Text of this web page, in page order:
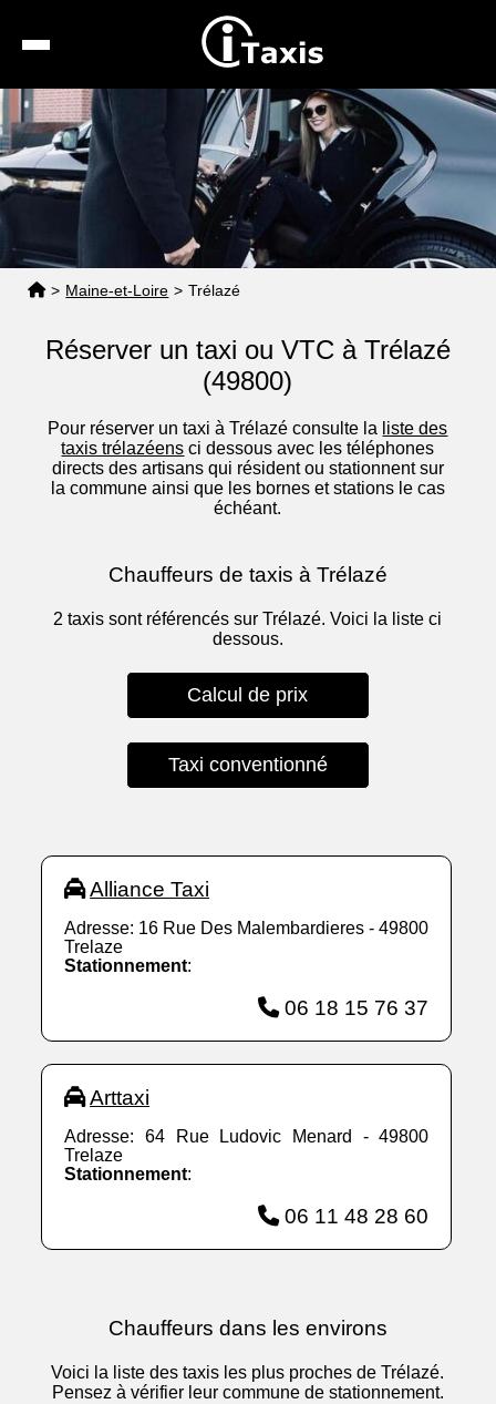
Recherche
Calcul de tarif
Taxis conventionnés
Espace pro
> Maine-et-Loire > Trélazé
Réserver un taxi ou VTC à Trélazé
(49800)
Pour réserver un taxi à Trélazé consulte la liste des
taxis trélazéens ci dessous avec les téléphones
directs des artisans qui résident ou stationnent sur
la commune ainsi que les bornes et stations le cas
échéant.
Chauffeurs de taxis à Trélazé
2 taxis sont référencés sur Trélazé. Voici la liste ci
dessous.
Calcul de prix
Taxi conventionné
Alliance Taxi
Adresse: 16 Rue Des Malembardieres - 49800
Trelaze
Stationnement:
06 18 15 76 37
Arttaxi
Adresse: 64 Rue Ludovic Menard - 49800
Trelaze
Stationnement:
06 11 48 28 60
Chauffeurs dans les environs
Voici la liste des taxis les plus proches de Trélazé.
Pensez à vérifier leur commune de stationnement.